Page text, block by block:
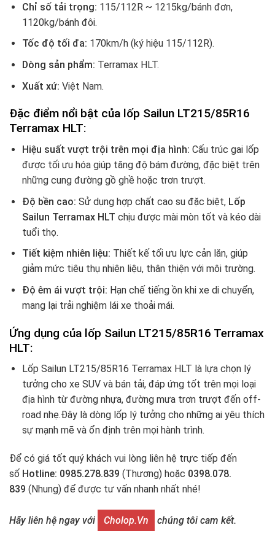
Chỉ số tải trọng: 115/112R ~ 1215kg/bánh đơn,
1120kg/bánh đôi.
Tốc độ tối đa: 170km/h (ký hiệu 115/112R).
Dòng sản phẩm: Terramax HLT.
Xuất xứ: Việt Nam.
Đặc điểm nổi bật của lốp Sailun LT215/85R16
Terramax HLT:
Hiệu suất vượt trội trên mọi địa hình: Cấu trúc gai lốp
được tối ưu hóa giúp tăng độ bám đường, đặc biệt trên
những cung đường gồ ghề hoặc trơn trượt.
Độ bền cao: Sử dụng hợp chất cao su đặc biệt, Lốp
Sailun Terramax HLT chịu được mài mòn tốt và kéo dài
tuổi thọ.
Tiết kiệm nhiên liệu: Thiết kế tối ưu lực cản lăn, giúp
giảm mức tiêu thụ nhiên liệu, thân thiện với môi trường.
Độ êm ái vượt trội: Hạn chế tiếng ồn khi xe di chuyển,
mang lại trải nghiệm lái xe thoải mái.
Ứng dụng của lốp Sailun LT215/85R16 Terramax
HLT:
Lốp Sailun LT215/85R16 Terramax HLT là lựa chọn lý
tưởng cho xe SUV và bán tải, đáp ứng tốt trên mọi loại
địa hình từ đường nhựa, đường mưa trơn trượt đến off-
road nhẹ.Đây là dòng lốp lý tưởng cho những ai yêu thích
sự mạnh mẽ và ổn định trên mọi hành trình.
Để có giá tốt quý khách vui lòng liên hệ trực tiếp đến
số Hotline: 0985.278.839 (Thương) hoặc 0398.078.
839 (Nhung) để được tư vấn nhanh nhất nhé!
Hãy liên hệ ngay với Cholop.vn chúng tôi cam kết.